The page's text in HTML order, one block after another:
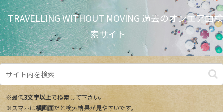
TRAVELLING WITHOUT MOVING 過去のオンエア曲検
索サイト
※最低3文字以上で検索して下さい。
※スマホは横画面だと検索結果が見やすいです。